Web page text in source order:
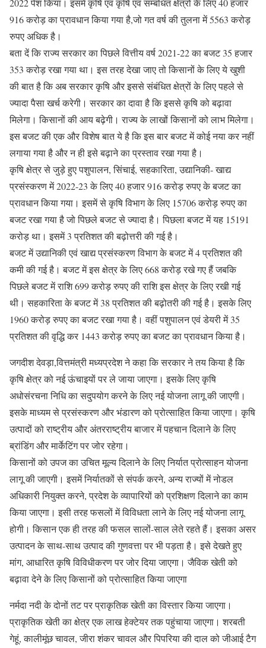
2022 पेश किया। इसमें कृषि एवं कृषि एवं सम्बंधित क्षेत्रों के लिए 40 हजार
916 करोड़ का प्रावधान किया गया है,जो गत वर्ष की तुलना में 5563 करोड़
रुपए अधिक है।
बता दें कि राज्य सरकार का पिछले वित्तीय वर्ष 2021-22 का बजट 35 हजार
353 करोड़ रखा गया था। इस तरह देखा जाए तो किसानों के लिए ये खुशी
की बात है कि अब सरकार कृषि और इससे संबंधित क्षेत्रों के लिए पहले से
ज्यादा पैसा खर्च करेगी। सरकार का दावा है कि इससे कृषि को बढ़ावा
मिलेगा। किसानों की आय बढ़ेगी। राज्य के लाखों किसानों को लाभ मिलेगा।
इस बजट की एक और विशेष बात ये है कि इस बार बजट में कोई नया कर नहीं
लगाया गया है और न ही इसे बढ़ाने का प्रस्ताव रखा गया है।
कृषि क्षेत्र से जुड़े हुए पशुपालन, सिंचाई, सहकारिता, उद्यानिकी- खाद्य
प्रसंस्करण में 2022-23 के लिए 40 हजार 916 करोड़ रुपए के बजट का
प्रावधान किया गया। इसमें से कृषि विभाग के लिए 15706 करोड़ रुपए का
बजट रखा गया है जो पिछले बजट से ज्यादा है। पिछला बजट में यह 15191
करोड़ था। इसमें 3 प्रतिशत की बढ़ोत्तरी की गई है।
बजट में उद्यानिकी एवं खाद्य प्रसंस्करण विभाग के बजट में 4 प्रतिशत की
कमी की गई है। बजट में इस क्षेत्र के लिए 668 करोड़ रखे गए हैं जबकि
पिछले बजट में राशि 699 करोड़ रुपए की राशि इस क्षेत्र के लिए रखी गई
थी। सहकारिता के बजट में 38 प्रतिशत की बढ़ोतरी की गई है। इसके लिए
1960 करोड़ रुपए का बजट रखा गया है। वहीं पशुपालन एवं डेयरी में 35
प्रतिशत की वृद्धि कर 1443 करोड़ रुपए का बजट का प्रावधान किया है।
जगदीश देवड़ा,वित्तमंत्री मध्यप्रदेश ने कहा कि सरकार ने तय किया है कि
कृषि क्षेत्र को नई ऊंचाइयों पर ले जाया जाएगा। इसके लिए कृषि
अधोसंरचना निधि का सदुपयोग करने के लिए नई योजना लागू की जाएगी।
इसके माध्यम से प्रसंस्करण और भंडारण को प्रोत्साहित किया जाएगा। कृषि
उत्पादों को राष्ट्रीय और अंतरराष्ट्रीय बाजार में पहचान दिलाने के लिए
ब्रांडिंग और मार्केटिंग पर जोर रहेगा।
किसानों को उपज का उचित मूल्य दिलाने के लिए निर्यात प्रोत्साहन योजना
लागू की जाएगी। इसमें निर्यातकों से संपर्क करने, अन्य राज्यों में नोडल
अधिकारी नियुक्त करने, प्रदेश के व्यापारियों को प्रशिक्षण दिलाने का काम
किया जाएगा। इसी तरह फसलों में विविधता लाने के लिए नई योजना लागू
होगी। किसान एक ही तरह की फसल सालों-साल लेते रहते हैं। इसका असर
उत्पादन के साथ-साथ उत्पाद की गुणवत्ता पर भी पड़ता है। इसे देखते हुए
मांग, आधारित कृषि विविधीकरण पर जोर दिया जाएगा। जैविक खेती को
बढ़ावा देने के लिए किसानों को प्रोत्साहित किया जाएगा
नर्मदा नदी के दोनों तट पर प्राकृतिक खेती का विस्तार किया जाएगा।
प्राकृतिक खेती का क्षेत्र एक लाख हेक्टेयर तक पहुंचाया जाएगा। शरबती
गेहूं, कालीमूंछ चावल, जीरा शंकर चावल और पिपरिया की दाल को जीआई टैग